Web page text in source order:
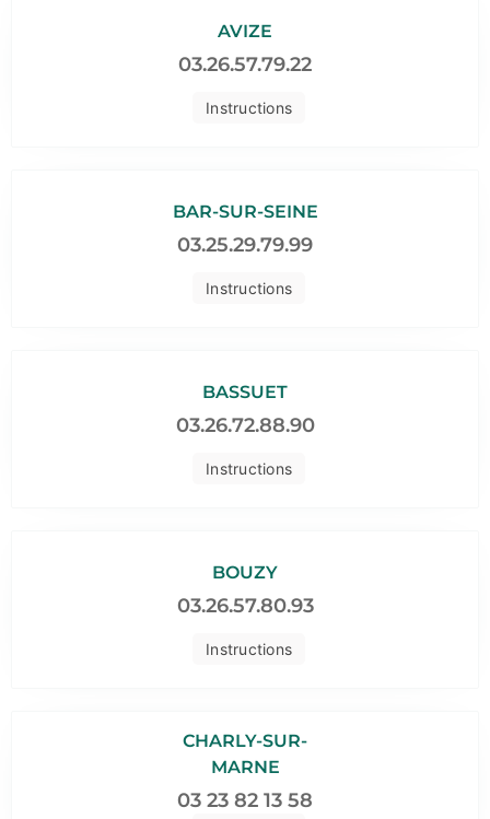
Instructions
AVIZE
03.26.57.79.22
Instructions
BAR-SUR-SEINE
03.25.29.79.99
Instructions
BASSUET
03.26.72.88.90
Instructions
BOUZY
03.26.57.80.93
CHARLY-SUR-
MARNE
03 23 82 13 58